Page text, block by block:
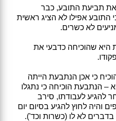
את תביעת התובע, כבר
התובע אפילו לא הציג ראשית
לא כשרים.
היא שהוכיחה כדבעי את
כי אכן הנתבעת הייתה
– הנתבעת הוכיחה כי נתגלו
להגיע לעבודתו, סירב
והיה לחוץ להגיע בסיום יום
לא לו (כשרות וכד').